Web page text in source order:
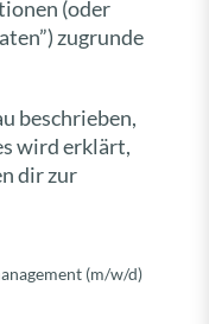
(oder
zugrunde
beschrieben,
wird erklärt,
dir zur
(m/w/d)